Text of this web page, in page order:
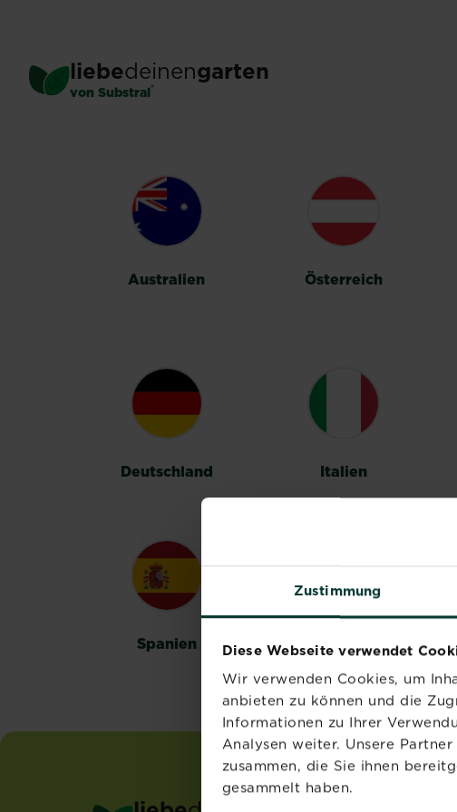
Zustimmung
Diese Webseite verwendet
Wir verwenden Cookies, um
anbieten zu können und die
Informationen zu Ihrer
Analysen weiter. Unsere
zusammen, die Sie ihnen
gesammelt haben.
content
liebedeinengarten
von Substral®
Australien Österreich
Deutschland Italien
Spanien Schweden